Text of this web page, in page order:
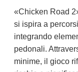
«Chicken Road
si ispira a
integrando
pedonali.
minime, il gioco